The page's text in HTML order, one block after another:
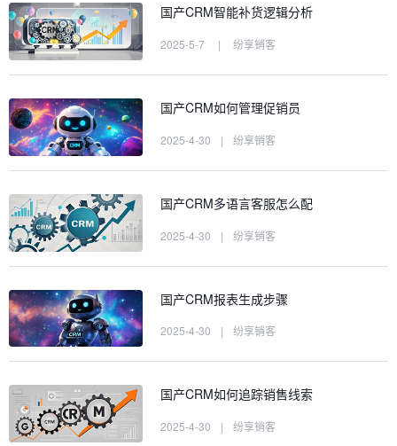
国产CRM智能补货逻辑分析
2025-5-7 | 纷享销客
国产CRM如何管理促销员
2025-4-30 | 纷享销客
国产CRM多语言客服怎么配
2025-4-30 | 纷享销客
国产CRM报表生成步骤
2025-4-30 | 纷享销客
国产CRM如何追踪销售线索
2025-4-30 | 纷享销客